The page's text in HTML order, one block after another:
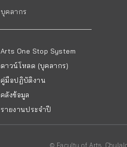
บุคลากร
Arts One Stop System
ดาวน์โหลด (บุคลากร)
คู่มือปฏิบัติงาน
คลังข้อมูล
รายงานประจำปี
© Faculty of Arts,